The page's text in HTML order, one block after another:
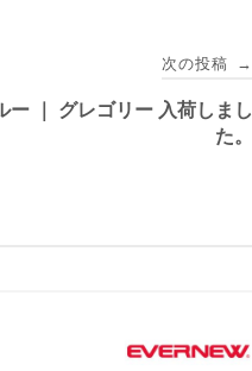
次の投稿 →
｜ グレゴリー 入荷しまし
た。